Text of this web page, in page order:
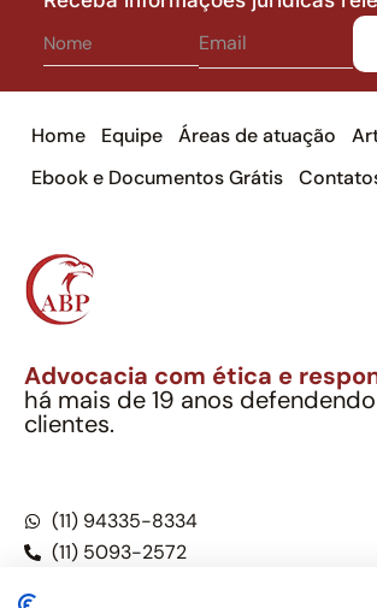
Home Equipe Áreas de atuação
Ebook e Documentos Grátis
Advocacia com ética e
há mais de 19 anos
clientes.
(11) 94335-8334
(11) 5093-2572